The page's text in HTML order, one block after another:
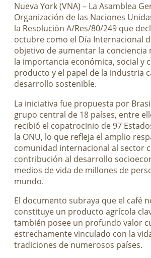
Nueva York (VNA) – La Asamblea
Organización de las Naciones
la Resolución A/Res/80/249 que
octubre como el Día Internacional
objetivo de aumentar la conciencia
la importancia económica, social y
producto y el papel de la industria
desarrollo sostenible.
La iniciativa fue propuesta por
grupo central de 18 países, entre
recibió el copatrocinio de 97
la ONU, lo que refleja el amplio
comunidad internacional al sector
contribución al desarrollo
medios de vida de millones de
mundo.
El documento subraya que el café
constituye un producto agrícola
también posee un profundo valor
estrechamente vinculado con la
tradiciones de numerosos países.